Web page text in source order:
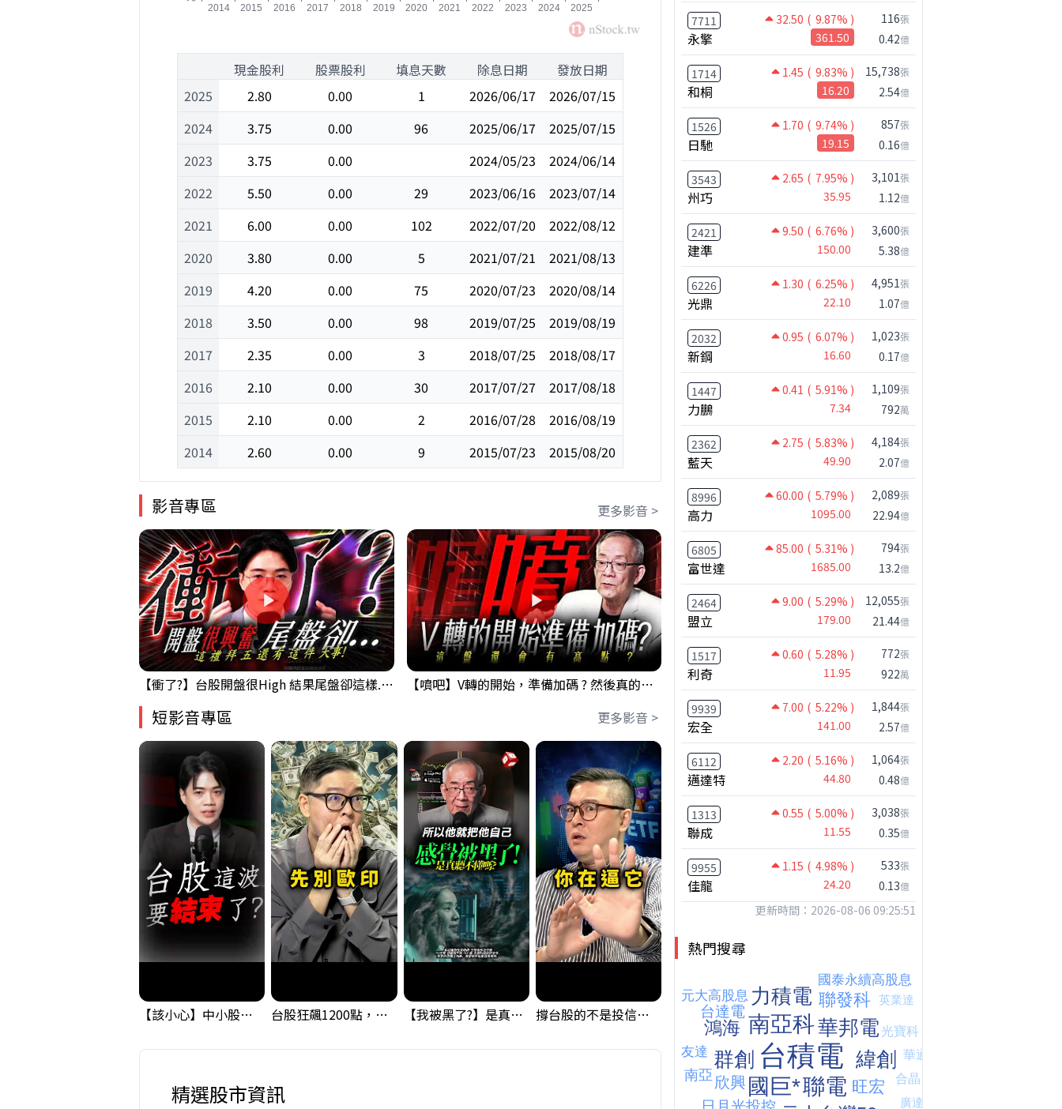
2025
2024
2023
2022
2021
2020
2019
2018
2017
2016
2015
2014
現金股利 股票股利 填息天數 除息日期
發放日期
2.80
0.00 1 2026/06/17
2026/07/15
3.75
0.00 96 2025/06/17
2025/07/15
3.75
0.00 2024/05/23
2024/06/14
5.50
0.00 29 2023/06/16
2023/07/14
6.00
0.00 102 2022/07/20
2022/08/12
3.80
0.00 5 2021/07/21
2021/08/13
4.20
0.00 75 2020/07/23
2020/08/14
3.50
0.00 98 2019/07/25
2019/08/19
2.35
0.00 3 2018/07/25
2018/08/17
2.10
0.00 30 2017/07/27
2017/08/18
2.10
0.00 2 2016/07/28
2016/08/19
2.60
0.00 9 2015/07/23 2015/08/20
影音專區 更多影音 >
【衝了?】台股開盤很High 結果尾盤卻這樣... 錢進大趨勢 Mr.智霖 陳 2026/08/05 【噴吧】V轉的開始，準備加碼 ? 然後真的還有高點 ?｜ 盤後講股 Mr.永年 李 2026 / 08 / 05
短影音專區 更多影音 >
【該小心】中小股派對結束 ? 關鍵訊號都指向... 台股狂飆1200點，但還有兩關沒過｜Mr.Jimmy高志銘 #台股 #期貨 #加權指數 【我被黑了?】是真的聽不懂嗎...還是... #股票分析 #因果分析 撐台股的不是投信，是買ETF的你自己｜Mr.Jimmy高志銘 #ETF #投信買超 #台股 【危機只解除一半?】台股暴漲後別急追！量縮反彈藏隱憂
精選股市資訊
7711 32.50 ( 9.87% )
永擎 361.50
116張
0.42億
1714 1.45 ( 9.83% )
和桐 16.20
15,738張
2.54億
1526 1.70 ( 9.74% )
日馳 19.15
857張
0.16億
3543 2.65 ( 7.95% )
州巧 35.95
3,101張
1.12億
2421 9.50 ( 6.76% )
建準 150.00
3,600張
5.38億
6226 1.30 ( 6.25% )
光鼎 22.10
4,951張
1.07億
2032 0.95 ( 6.07% )
新鋼 16.60
1,023張
0.17億
1447 0.41 ( 5.91% )
力鵬 7.34
1,109張
792萬
2362 2.75 ( 5.83% )
藍天 49.90
4,184張
2.07億
8996 60.00 ( 5.79% )
高力 1095.00
2,089張
22.94億
6805 85.00 ( 5.31% )
富世達 1685.00
794張
13.2億
2464 9.00 ( 5.29% )
盟立 179.00
12,055張
21.44億
1517 0.60 ( 5.28% )
利奇 11.95
772張
922萬
9939 7.00 ( 5.22% )
宏全 141.00
1,844張
2.57億
6112 2.20 ( 5.16% )
邁達特 44.80
1,064張
0.48億
1313 0.55 ( 5.00% )
聯成 11.55
3,038張
0.35億
9955 1.15 ( 4.98% )
佳龍 24.20
533張
0.13億
更新時間：2026-08-06 09:25:51
熱門搜尋